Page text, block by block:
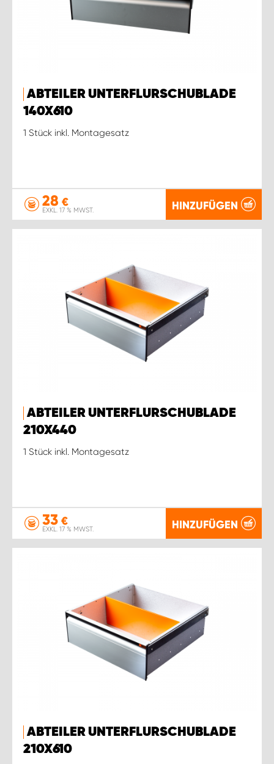
ABTEILER UNTERFLURSCHUBLADE
140X610
1 Stück inkl. Montagesatz
28 €
EXKL. 17 % MWST. HINZUFÜGEN
ABTEILER UNTERFLURSCHUBLADE
210X440
1 Stück inkl. Montagesatz
33 €
EXKL. 17 % MWST. HINZUFÜGEN
ABTEILER UNTERFLURSCHUBLADE
210X610